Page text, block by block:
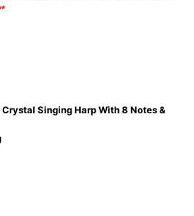
Singing Harp With 8 Notes &